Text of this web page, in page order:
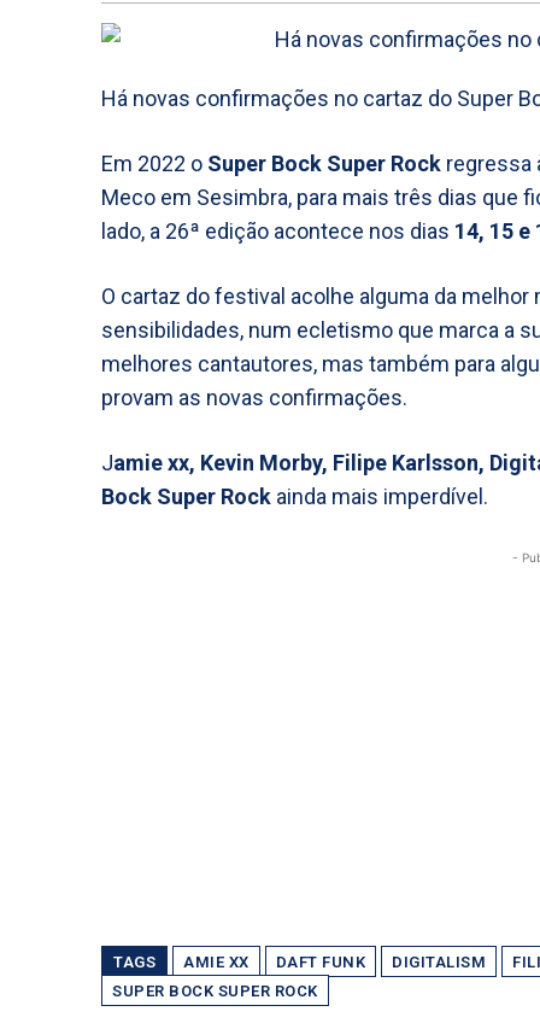
Há novas confirmações no cartaz do Super
Em 2022 o Super Bock Super Rock regressa
Meco em Sesimbra, para mais três dias que
lado, a 26ª edição acontece nos dias 14, 15 e
O cartaz do festival acolhe alguma da
sensibilidades, num ecletismo que marca a
melhores cantautores, mas também para
provam as novas confirmações.
Jamie xx, Kevin Morby, Filipe Karlsson,
Bock Super Rock ainda mais imperdível.
-
TAGS AMIE XX DAFT FUNK DIGITALISM
SUPER BOCK SUPER ROCK